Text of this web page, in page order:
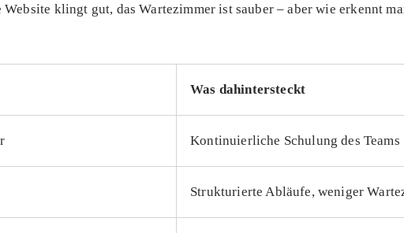
klingt gut, das Wartezimmer ist sauber – aber wie erkennt
Was dahintersteckt
Kontinuierliche Schulung des Teams
Strukturierte Abläufe, weniger